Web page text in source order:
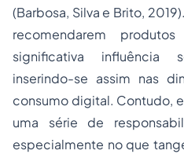
(Barbosa, Silva e Brito,
recomendarem
significativa influência
inserindo-se assim nas
consumo digital. Contudo,
uma série de
especialmente no que